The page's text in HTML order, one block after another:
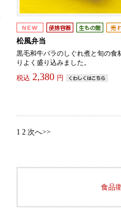
松風弁当
黒毛和牛バラのしぐれ煮と旬の食
りよく盛り込みました。
税込 2,380 円
1 2 次へ>>
食品